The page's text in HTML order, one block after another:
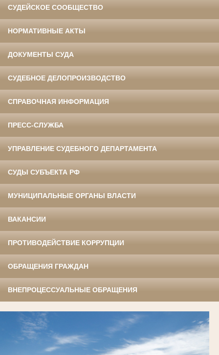
СУДЕЙСКОЕ СООБЩЕСТВО
НОРМАТИВНЫЕ АКТЫ
ДОКУМЕНТЫ СУДА
СУДЕБНОЕ ДЕЛОПРОИЗВОДСТВО
СПРАВОЧНАЯ ИНФОРМАЦИЯ
ПРЕСС-СЛУЖБА
УПРАВЛЕНИЕ СУДЕБНОГО ДЕПАРТАМЕНТА
СУДЫ СУБЪЕКТА РФ
МУНИЦИПАЛЬНЫЕ ОРГАНЫ ВЛАСТИ
ВАКАНСИИ
ПРОТИВОДЕЙСТВИЕ КОРРУПЦИИ
ОБРАЩЕНИЯ ГРАЖДАН
ВНЕПРОЦЕССУАЛЬНЫЕ ОБРАЩЕНИЯ